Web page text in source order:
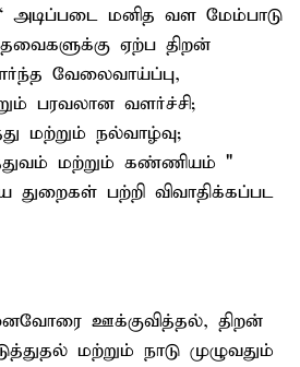
அடிப்படை மனித வள மேம்பாடு
ஏற்ப திறன்
வேலைவாய்ப்பு,
பரவலான வளர்ச்சி;
மற்றும் நல்வாழ்வு;
மற்றும் கண்ணியம் "
துறைகள் பற்றி விவாதிக்கப்பட
ஊக்குவித்தல், திறன்
மற்றும் நாடு முழுவதும்